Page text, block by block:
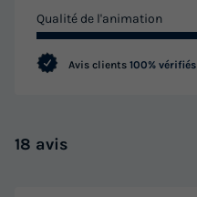
Qualité de l'animation
Avis clients 100% vérifiés
18 avis